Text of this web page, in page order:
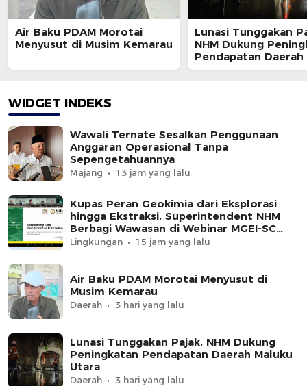
Air Baku PDAM Morotai
Menyusut di Musim Kemarau
Lunasi Tunggakan
NHM Dukung
Pendapatan Daerah
Utara
WIDGET INDEKS
Wawali Ternate Sesalkan Penggunaan
Anggaran Operasional Tanpa
Sepengetahuannya
Majang 13 jam yang lalu
Kupas Peran Geokimia dari Eksplorasi
hingga Ekstraksi, Superintendent NHM
Berbagi Wawasan di Webinar MGEI-SC
UNG
Lingkungan 15 jam yang lalu
Air Baku PDAM Morotai Menyusut di
Musim Kemarau
Daerah 3 hari yang lalu
Lunasi Tunggakan Pajak, NHM Dukung
Peningkatan Pendapatan Daerah Maluku
Utara
Daerah 3 hari yang lalu